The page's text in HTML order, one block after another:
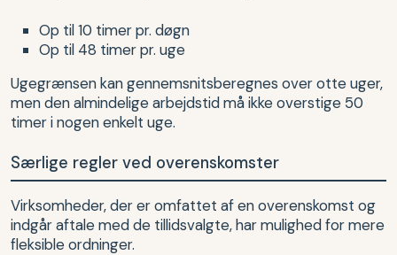
Op til 10 timer pr. døgn
Op til 48 timer pr. uge
Ugegrænsen kan gennemsnitsberegnes over otte uger,
men den almindelige arbejdstid må ikke overstige 50
timer i nogen enkelt uge.
Særlige regler ved overenskomster
Virksomheder, der er omfattet af en overenskomst og
indgår aftale med de tillidsvalgte, har mulighed for mere
fleksible ordninger.